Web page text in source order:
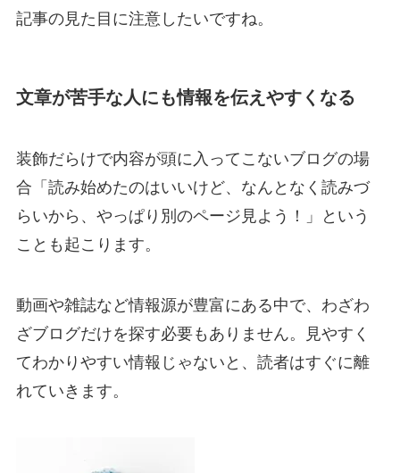
記事の見た目に注意したいですね。
文章が苦手な人にも情報を伝えやすくなる
装飾だらけで内容が頭に入ってこないブログの場
合「読み始めたのはいいけど、なんとなく読みづ
らいから、やっぱり別のページ見よう！」という
ことも起こります。
動画や雑誌など情報源が豊富にある中で、わざわ
ざブログだけを探す必要もありません。見やすく
てわかりやすい情報じゃないと、読者はすぐに離
れていきます。